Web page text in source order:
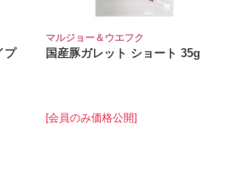
プ
マルジョー＆ウエフク
国産豚ガレット ショート 35g
[会員のみ価格公開]